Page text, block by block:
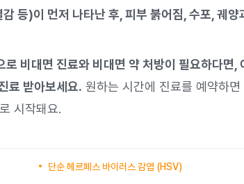
감 등)이 먼저 나타난 후, 피부 붉어짐, 수포, 궤양
로 비대면 진료와 비대면 약 처방이 필요하다면,
료 받아보세요. 원하는 시간에 진료를 예약하
시작돼요.
단순 헤르페스 바이러스 감염 (HSV)